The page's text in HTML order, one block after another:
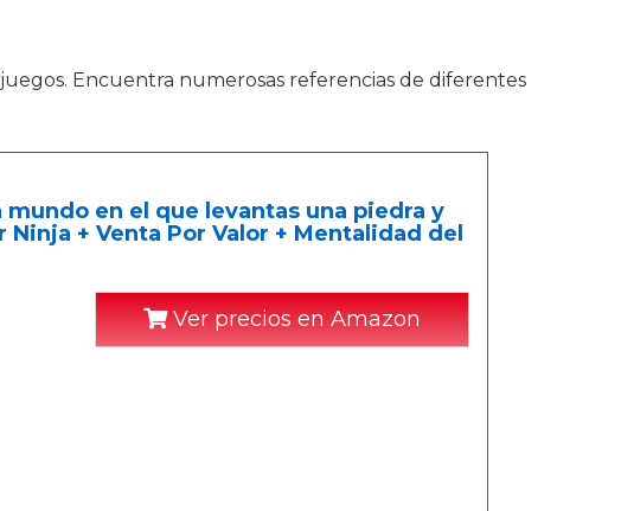
Encuentra numerosas referencias de diferentes
en el que levantas una piedra y
+ Venta Por Valor + Mentalidad del
Ver precios en Amazon